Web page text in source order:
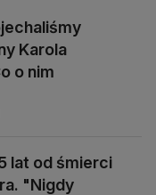
Karola
o nim
lat od śmierci
"Nigdy